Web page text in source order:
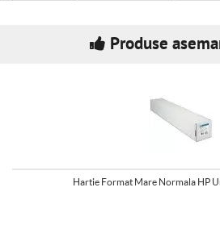
Produse
Hartie Format Mare Normala HP